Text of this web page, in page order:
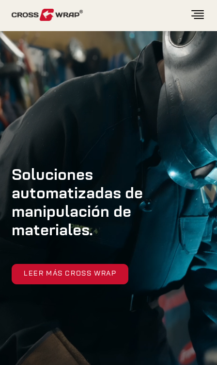
Soluciones
automatizadas de
manipulación de
materiales.
LEER MÁS CROSS WRAP